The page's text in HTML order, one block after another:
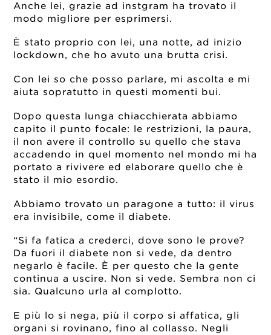
Anche lei, grazie ad instgram ha trovato il
modo migliore per esprimersi.
È stato proprio con lei, una notte, ad inizio
lockdown, che ho avuto una brutta crisi.
Con lei so che posso parlare, mi ascolta e mi
aiuta sopratutto in questi momenti bui.
Dopo questa lunga chiacchierata abbiamo
capito il punto focale: le restrizioni, la paura,
il non avere il controllo su quello che stava
accadendo in quel momento nel mondo mi ha
portato a rivivere ed elaborare quello che è
stato il mio esordio.
Abbiamo trovato un paragone a tutto: il virus
era invisibile, come il diabete.
“Si fa fatica a crederci, dove sono le prove?
Da fuori il diabete non si vede, da dentro
negarlo è facile. È per questo che la gente
continua a uscire. Non si vede. Sembra non ci
sia. Qualcuno urla al complotto.
E più lo si nega, più il corpo si affatica, gli
organi si rovinano, fino al collasso. Negli